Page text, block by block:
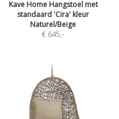
Kave Home Hangstoel met
standaard 'Cira' kleur
Naturel/Beige
€ 645,-